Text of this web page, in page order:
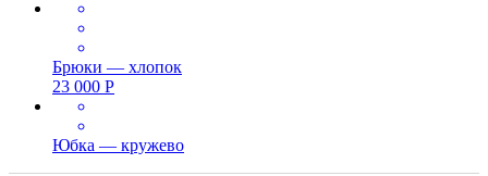
Брюки — хлопок
23 000 Р
Юбка — кружево